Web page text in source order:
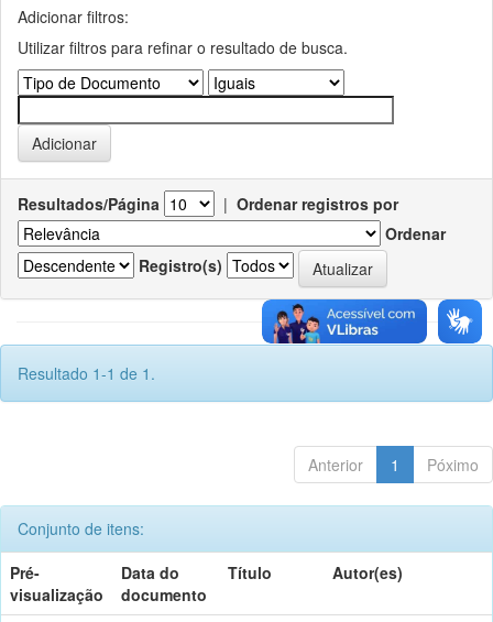
Adicionar filtros:
Utilizar filtros para refinar o resultado de busca.
Resultados/Página | Ordenar registros por
Ordenar
Registro(s)
Resultado 1-1 de 1.
Anterior 1 Póximo
Conjunto de itens:
Pré-
visualização
Data do
documento
Título Autor(es)